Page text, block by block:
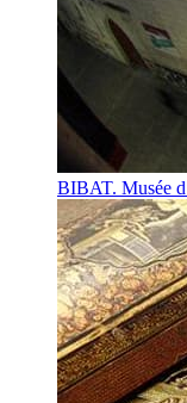
BIBAT. Musée